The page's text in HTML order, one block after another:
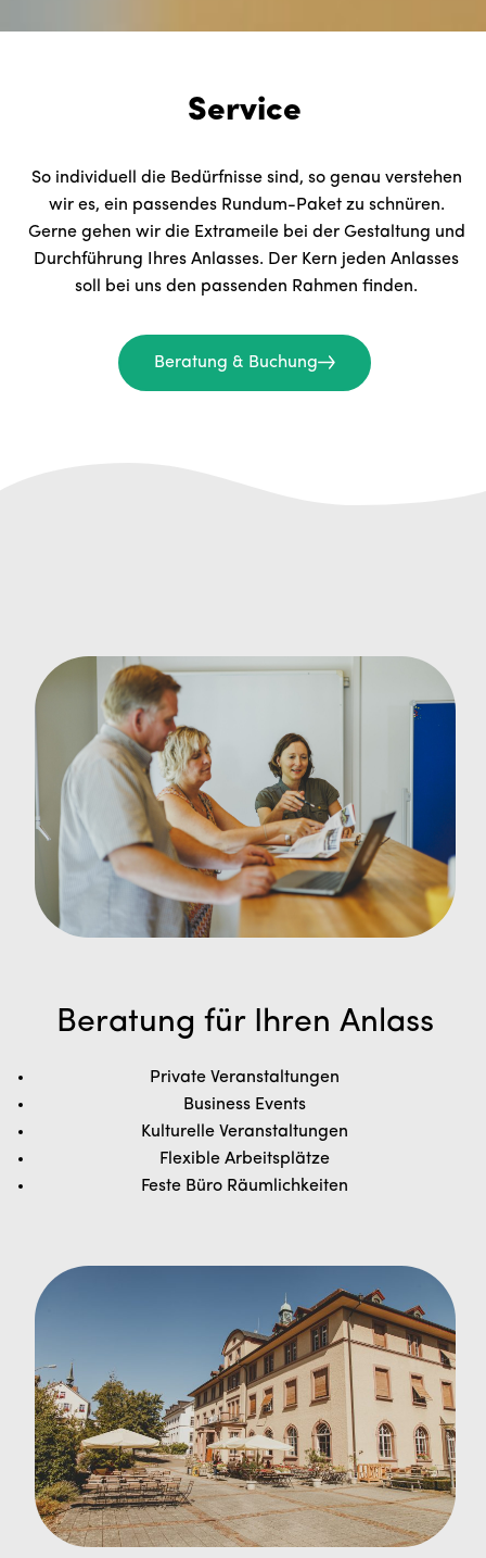
Service
So individuell die Bedürfnisse sind, so genau verstehen
wir es, ein passendes Rundum-Paket zu schnüren.
Gerne gehen wir die Extrameile bei der Gestaltung und
Durchführung Ihres Anlasses. Der Kern jeden Anlasses
soll bei uns den passenden Rahmen finden.
Beratung & Buchung
Beratung für Ihren Anlass
Private Veranstaltungen
Business Events
Kulturelle Veranstaltungen
Flexible Arbeitsplätze
Feste Büro Räumlichkeiten